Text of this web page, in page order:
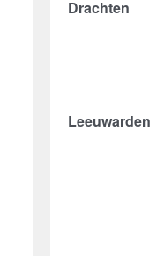
Drachten
Leeuwarden